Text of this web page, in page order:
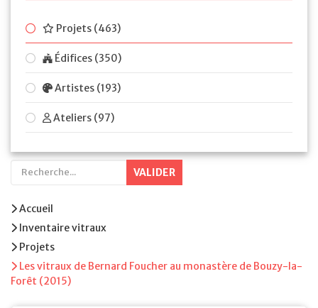
Projets (463)
Édifices (350)
Artistes (193)
Ateliers (97)
VALIDER
Accueil
Inventaire vitraux
Projets
Les vitraux de Bernard Foucher au monastère de Bouzy-la-
Forêt (2015)